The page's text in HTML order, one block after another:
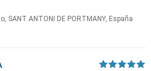
SANT ANTONI DE PORTMANY, España